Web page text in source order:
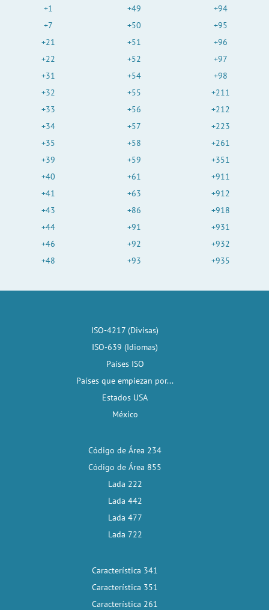
+1
+7
+21
+22
+31
+32
+33
+34
+35
+39
+40
+41
+43
+44
+46
+48
+49
+50
+51
+52
+54
+55
+56
+57
+58
+59
+61
+63
+86
+91
+92
+93
+94
+95
+96
+97
+98
+211
+212
+223
+261
+351
+911
+912
+918
+931
+932
+935
ISO-4217 (Divisas)
ISO-639 (Idiomas)
Países ISO
Países que empiezan por...
Estados USA
México
Código de Área 234
Código de Área 855
Lada 222
Lada 442
Lada 477
Lada 722
Característica 341
Característica 351
Característica 261